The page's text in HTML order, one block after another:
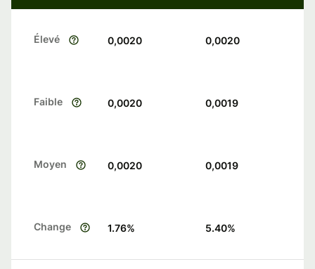
Élevé 0,0020 0,0020
Faible 0,0020 0,0019
Moyen 0,0020 0,0019
Change 1.76% 5.40%